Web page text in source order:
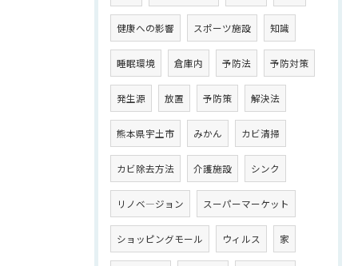
健康への影響 スポーツ施設 知識
睡眠環境 倉庫内 予防法 予防対策
発生源 放置 予防策 解決法
熊本県宇土市 みかん カビ清掃
カビ除去方法 介護施設 シンク
リノベ―ジョン スーパーマーケット
ショッピングモール ウィルス 家